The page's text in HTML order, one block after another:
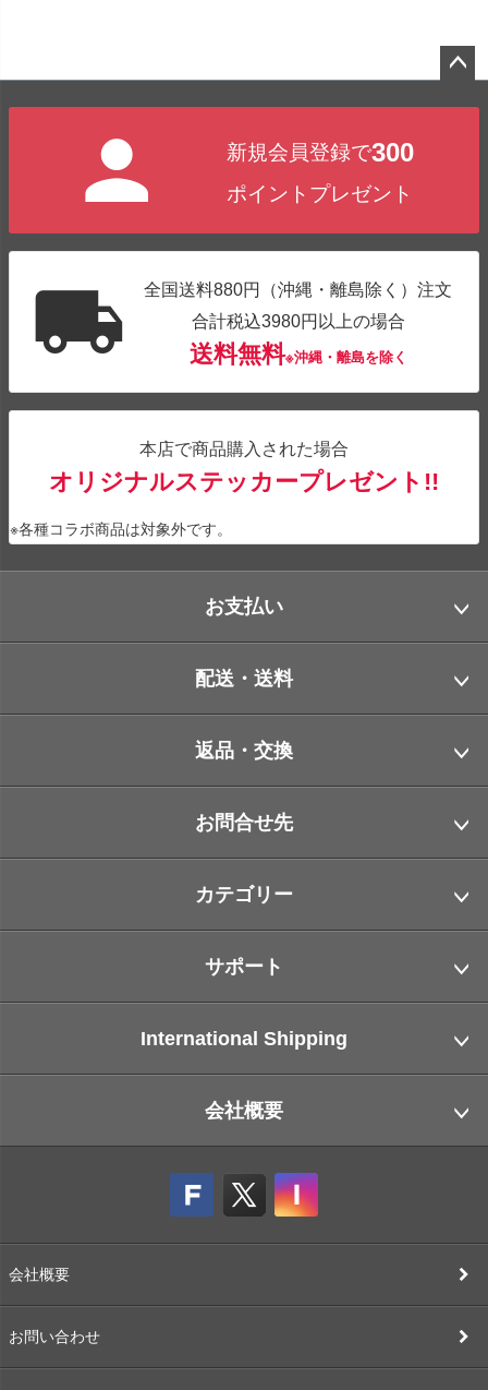
新規会員登録で300
ポイントプレゼント
全国送料880円（沖縄・離島除く）注文
合計税込3980円以上の場合
送料無料※沖縄・離島を除く
本店で商品購入された場合
オリジナルステッカープレゼント!!
※各種コラボ商品は対象外です。
お支払い
配送・送料
返品・交換
お問合せ先
カテゴリー
サポート
International Shipping
会社概要
会社概要
お問い合わせ